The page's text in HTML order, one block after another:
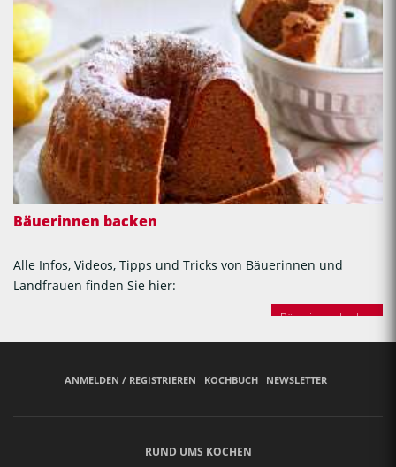
Bäuerinnen backen
Alle Infos, Videos, Tipps und Tricks von Bäuerinnen und
Landfrauen finden Sie hier:
Bäuerinnen backen
ANMELDEN / REGISTRIEREN KOCHBUCH NEWSLETTER
RUND UMS KOCHEN